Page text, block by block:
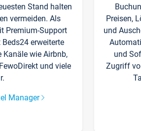
Stand halten
vermeiden. Als
Premium-Support
erweiterte
Kanäle wie Airbnb,
und viele
Manager
Preisen,
und
und
Zugriff